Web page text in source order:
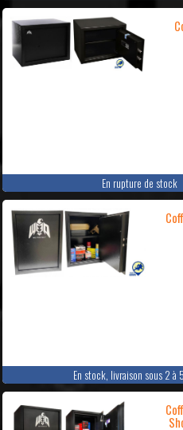
En rupture de
En stock, livraison sous 2